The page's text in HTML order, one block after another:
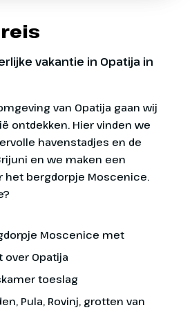
vakantie in Opatija in
van Opatija gaan wij
ontdekken. Hier vinden we
havenstadjes en de
en we maken een
het bergdorpje Moscenice.
Moscenice met
Opatija
toeslag
Pula, Rovinj, grotten van
we Nederland. We rijden
de Duitse snelwegen naar
in Zuid-
ca. € 25 p.p.
(zie dag tot dag
2026 en terugkomen vanaf
26 september 2026, overige
zijn het gehele seizoen
vanaf 11 mei t/m 14
zijn het gehele seizoen
Gelderland
vanaf 11 mei t/m 14
2026 en terugkomen vanaf
september 2026, overige
zijn het gehele seizoen